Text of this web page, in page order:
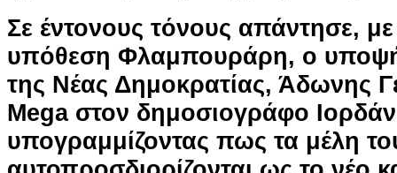
Σε έντονους τόνους απάντησε,
υπόθεση Φλαμπουράρη, ο
της Νέας Δημοκρατίας, Άδωνης
Mega στον δημοσιογράφο
υπογραμμίζοντας πως τα μέλη